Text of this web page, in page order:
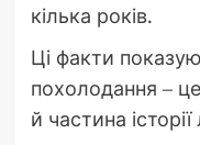
кілька років.
Ці факти
похолодання –
й частина